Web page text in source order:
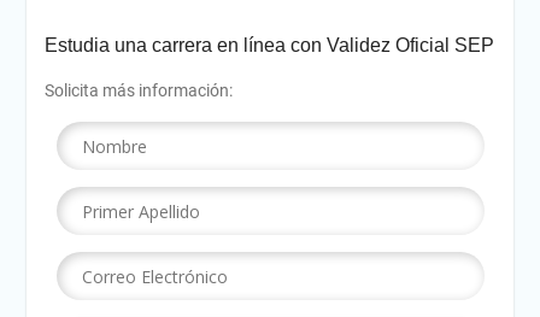
Estudia una carrera en línea con Validez Oficial SEP
Solicita más información: